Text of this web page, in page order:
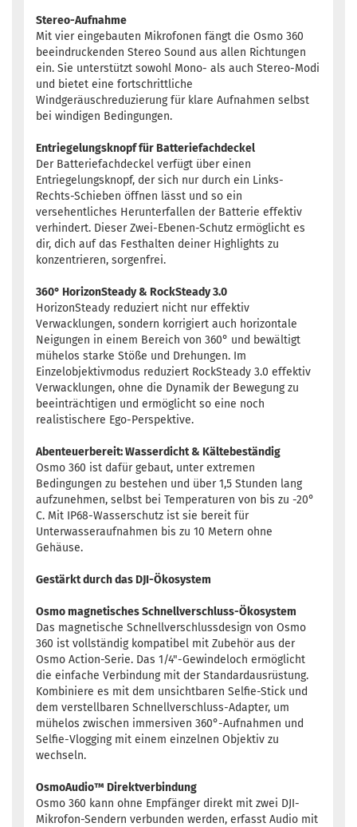
Stereo-Aufnahme
Mit vier eingebauten Mikrofonen fängt die Osmo 360
beeindruckenden Stereo Sound aus allen Richtungen
ein. Sie unterstützt sowohl Mono- als auch Stereo-Modi
und bietet eine fortschrittliche
Windgeräuschreduzierung für klare Aufnahmen selbst
bei windigen Bedingungen.
Entriegelungsknopf für Batteriefachdeckel
Der Batteriefachdeckel verfügt über einen
Entriegelungsknopf, der sich nur durch ein Links-
Rechts-Schieben öffnen lässt und so ein
versehentliches Herunterfallen der Batterie effektiv
verhindert. Dieser Zwei-Ebenen-Schutz ermöglicht es
dir, dich auf das Festhalten deiner Highlights zu
konzentrieren, sorgenfrei.
360° HorizonSteady & RockSteady 3.0
HorizonSteady reduziert nicht nur effektiv
Verwacklungen, sondern korrigiert auch horizontale
Neigungen in einem Bereich von 360° und bewältigt
mühelos starke Stöße und Drehungen. Im
Einzelobjektivmodus reduziert RockSteady 3.0 effektiv
Verwacklungen, ohne die Dynamik der Bewegung zu
beeinträchtigen und ermöglicht so eine noch
realistischere Ego-Perspektive.
Abenteuerbereit: Wasserdicht & Kältebeständig
Osmo 360 ist dafür gebaut, unter extremen
Bedingungen zu bestehen und über 1,5 Stunden lang
aufzunehmen, selbst bei Temperaturen von bis zu -20°
C. Mit IP68-Wasserschutz ist sie bereit für
Unterwasseraufnahmen bis zu 10 Metern ohne
Gehäuse.
Gestärkt durch das DJI-Ökosystem
Osmo magnetisches Schnellverschluss-Ökosystem
Das magnetische Schnellverschlussdesign von Osmo
360 ist vollständig kompatibel mit Zubehör aus der
Osmo Action-Serie. Das 1/4"-Gewindeloch ermöglicht
die einfache Verbindung mit der Standardausrüstung.
Kombiniere es mit dem unsichtbaren Selfie-Stick und
dem verstellbaren Schnellverschluss-Adapter, um
mühelos zwischen immersiven 360°-Aufnahmen und
Selfie-Vlogging mit einem einzelnen Objektiv zu
wechseln.
OsmoAudio™ Direktverbindung
Osmo 360 kann ohne Empfänger direkt mit zwei DJI-
Mikrofon-Sendern verbunden werden, erfasst Audio mit